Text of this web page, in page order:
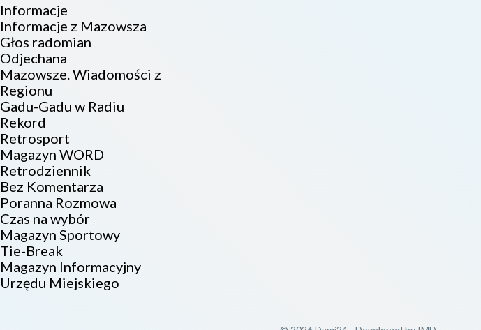
Informacje
Informacje z Mazowsza
Głos radomian
Odjechana
Mazowsze. Wiadomości z
Regionu
Gadu-Gadu w Radiu
Rekord
Retrosport
Magazyn WORD
Retrodziennik
Bez Komentarza
Poranna Rozmowa
Czas na wybór
Magazyn Sportowy
Tie-Break
Magazyn Informacyjny
Urzędu Miejskiego